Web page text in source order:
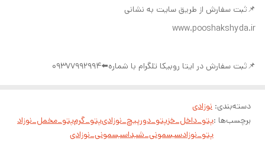
📌ثبت سفارش از طریق سایت به نشانی
www.pooshakshyda.ir
📌ثبت سفارش در ایتا روبیکا تلگرام با شماره⬅️09377992994
دسته‌بندی: نوزادی
برچسب‌ها :پتو_داخل_خزپتو_دورپیچ_نوزادیپتو_گرمپتو_مخمل_نوزاد
پتو_نوزادسیسمونی_شیداسیسمونی_نوزادی